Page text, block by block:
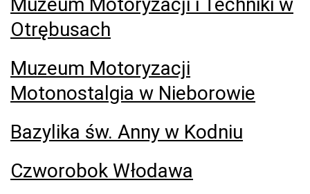
Otrębusach
Muzeum Motoryzacji
Motonostalgia w Nieborowie
Bazylika św. Anny w Kodniu
Czworobok Włodawa